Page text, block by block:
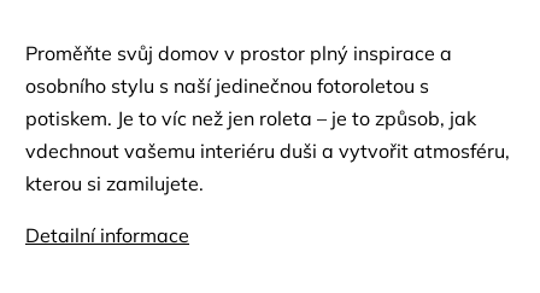
Proměňte svůj domov v prostor plný inspirace a
osobního stylu s naší jedinečnou fotoroletou s
potiskem. Je to víc než jen roleta – je to způsob, jak
vdechnout vašemu interiéru duši a vytvořit atmosféru,
kterou si zamilujete.
Detailní informace